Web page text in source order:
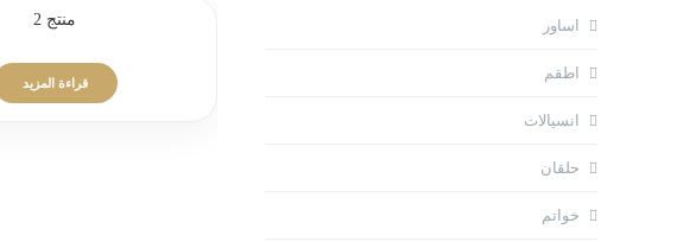
منتج 2
قراءة المزيد
اساور
اطقم
انسيالات
حلقان
خواتم